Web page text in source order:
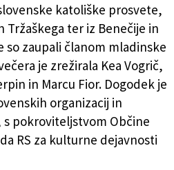
katoliške prosvete,
Tržaškega ter iz Benečije in
so zaupali članom mladinske
je zrežirala Kea Vogrič,
in Marcu Fior. Dogodek je
organizacij in
pokroviteljstvom Občine
RS za kulturne dejavnosti